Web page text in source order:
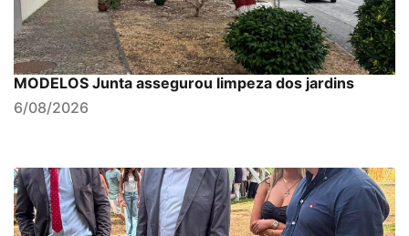
MODELOS Junta assegurou limpeza dos jardins
6/08/2026